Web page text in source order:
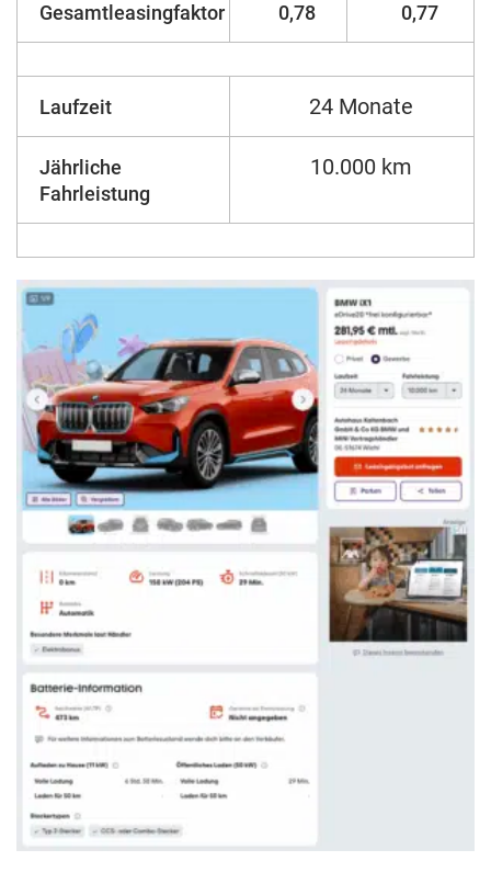
Gesamtleasingfaktor 0,78 0,77
Laufzeit 24 Monate
Jährliche
Fahrleistung
10.000 km